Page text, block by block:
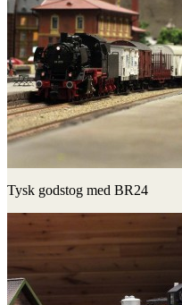
Tysk godstog med BR24